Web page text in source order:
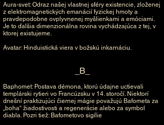
Aura-svet: Odraz našej vlastnej sféry existencie, zloženej
z elektromagnetických emanácií fyzickej hmoty a
pravdepodobne ovplyvnenej myšlienkami a emóciami.
Je to ďalšia dimenzionálna rovina vychádzajúca z tej, v
ktorej existujeme.
Avatar: Hinduistická viera v božskú inkarnáciu.
_B_
Baphomet: Postava démona, ktorú údajne uctievali
templárski rytieri vo Francúzsku v 14. storočí. Niektorí
dnešní praktizujúci čiernej mágie považujú Bafometa za
„boha“ žiadostivosti a regenerácie alebo za symbol
diabla. Pozri tiež: Bafometovo sigílie